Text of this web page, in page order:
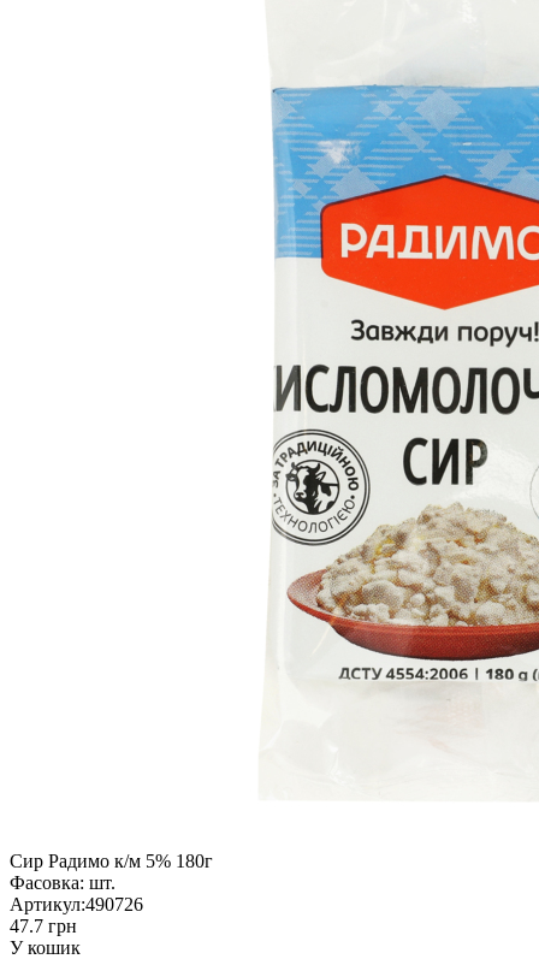
Сир Радимо к/м 5% 180г
Фасовка: шт.
Артикул:490726
47.7 грн
У кошик